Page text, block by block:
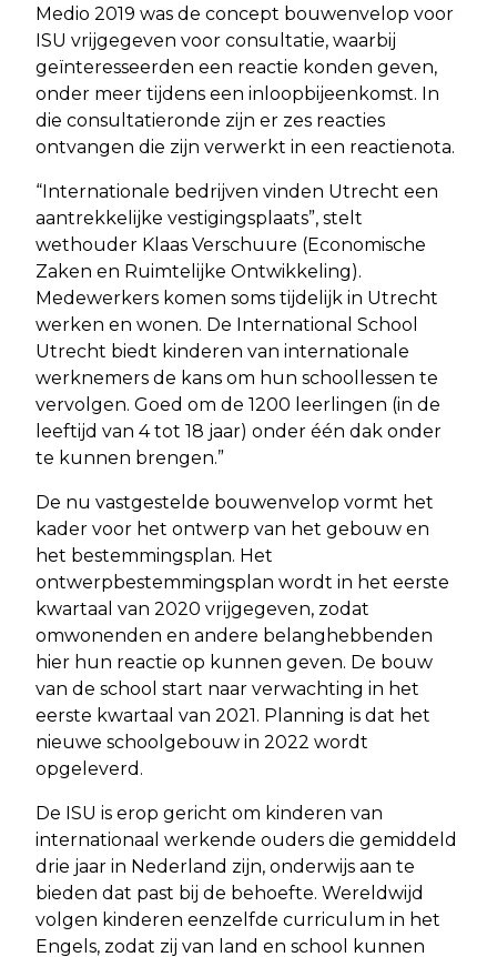
Medio 2019 was de concept bouwenvelop voor
ISU vrijgegeven voor consultatie, waarbij
geïnteresseerden een reactie konden geven,
onder meer tijdens een inloopbijeenkomst. In
die consultatieronde zijn er zes reacties
ontvangen die zijn verwerkt in een reactienota.
“Internationale bedrijven vinden Utrecht een
aantrekkelijke vestigingsplaats”, stelt
wethouder Klaas Verschuure (Economische
Zaken en Ruimtelijke Ontwikkeling).
Medewerkers komen soms tijdelijk in Utrecht
werken en wonen. De International School
Utrecht biedt kinderen van internationale
werknemers de kans om hun schoollessen te
vervolgen. Goed om de 1200 leerlingen (in de
leeftijd van 4 tot 18 jaar) onder één dak onder
te kunnen brengen.”
De nu vastgestelde bouwenvelop vormt het
kader voor het ontwerp van het gebouw en
het bestemmingsplan. Het
ontwerpbestemmingsplan wordt in het eerste
kwartaal van 2020 vrijgegeven, zodat
omwonenden en andere belanghebbenden
hier hun reactie op kunnen geven. De bouw
van de school start naar verwachting in het
eerste kwartaal van 2021. Planning is dat het
nieuwe schoolgebouw in 2022 wordt
opgeleverd.
De ISU is erop gericht om kinderen van
internationaal werkende ouders die gemiddeld
drie jaar in Nederland zijn, onderwijs aan te
bieden dat past bij de behoefte. Wereldwijd
volgen kinderen eenzelfde curriculum in het
Engels, zodat zij van land en school kunnen